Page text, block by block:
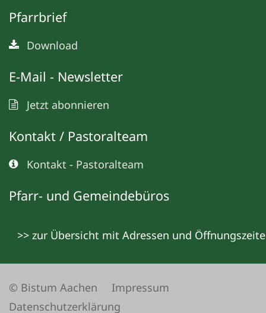
Pfarrbrief
Download
E-Mail - Newsletter
Jetzt abonnieren
Kontakt / Pastoralteam
Kontakt - Pastoralteam
Pfarr- und Gemeindebüros
>> zur Übersicht mit Adressen und
© Bistum Aachen
Impressum
Datenschutzerklärung